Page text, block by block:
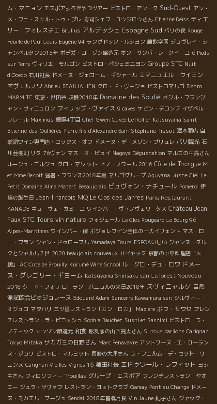
ム・マニョン エスポアよろずやつツアー ビストロ・アン・ク Sud-Ouest アン・
メ・フェ・スキル・トゥ・プレ 寿司シェフ・ユウジロウさん Etienne Deiss ティエ
リー・フォレスチエ Brulius アルデッシュ Espagne Sud パリの夜 Rouge
Feuille de Paul Louis Eugène 94 ラングドック・ルシヨン 輪飲学園 ジュヴレイ・シ
ャンベルタン2015年 ボデガ・コーゾン醸造元 オン・サンバ・レ・クイーユ 6 Pieds
sur Terre ヴィリエ・モルゴン ビストロ・ペシェミニヨン Groupe STC Nuit
d'Ooedo 石川社長 ドメーヌ・ジェローム・ギシャール エマニュエル・ウイヨン・
オヴェルノワ Abrieu BEAUJALIEN クロ・ド・ヴージョ ビストロマルゴ Bistro
MARMITE 東京・世田谷 収穫2018年 Domaine des Soulié オジル・フランジ
ャン・ヴィニュロン フィリップ・ヴァイス 9 caves ケビン・デコンブ イザベル・
フレール Maximus 銀座4丁目 Chef Gwen Cuveé Le Rollier Katsuyama Saint-
Etienne-des-Oullières Pierre fils d'Alexandre Bain Stéphane Tissot 酒本商店 自
然派ワイン専門店・ロックス・オフ ドメーヌ・デ・メゾン・ブリュレ パリ観光 石
川亜樹則 リタ 76ヴァン マス・オ・ビュイ Nagoya Dégustation マルゴの中島さん
ルージュ・ゴルジュ クロ・マソット ピノ・ノワール 2016 Côte de Thongue M
et Mme Benoit 猛暑・フランス2018年夏 マルゴグループ Aguyana Juste Ciel Le
Petit Domaine Alma Matert Beeaujolais ビュヴォン・ナチュール Pomerol 伊
藤の誕生日 Jean-Francois NIQ Le Clos des Jarres Paris Restaurant
KANADE キューヴェ・カミーユ ワインバー・ヴィノヴェリータス Château Jean
Faux STC Tours vin nature フォジェール Le Clos Rougeard Le Bourg 96
Alpes-Maritimes ワインバー・俊 ボジョレワイン全体の一大イヴェント マス・ロ
ー・ブラン ジャン・ドゥローブル Yamadaya Tours ESPOAいせい ジャンヌ・ダル
クとシャルル７世 2020 beaujolais nouveaux ガイヤック 京都の中華料理店「大
鵬」
AC Cote de Brouilly Kurumé Wine School ル・グロ・デュ・ロワ ドメー
ヌ・グレゴリー・ギヨーム Katsuyama Shinsaku san Laforest Nouveau
2018 クード・フォリ ローラン・バニョルの来日2018年 スヴィニャルグ 自然
派試飲会ビオジョレーヌ Edouard Adam Sancerre Kawamura san シルヴィー・
オジュロ マタハリ 三ツ星レストラン「カン・ロカ」 Mazière ボワ・モワセ フレン
チレストラン・ラ・ピヨッシュ Sophia Bauchet Sushi et Sashimi ビストロ・ラ・
ノティック カウゾン醸造元 和食 彫刻家の山下亮太さん Si nous parlions Carignan
Tokyo Mitaka サカガミの日野さん Marc Penavayre アントワーヌ・エ・ローラン
ス・ジョリ ビストロ・マルミット 長崎の大坪さん ラ・フェルム・デ・セット・リ
ュンヌ Carignan Vieilles Vignes 16 藤田社長 エドゥワール・ラフィット ヨシ
キさん フィロソフィー Trouillas グループ・エスポア フレンチレストラン・ヤオ
ユー ジュラ・サヴォワ レストラン・ヨットクラブ Gamay Pont au Change ドメー
ヌ・ミカエル・ブージュ Sendai 2018年皆既月食 Vin Jaune 紀子さん ジャック・